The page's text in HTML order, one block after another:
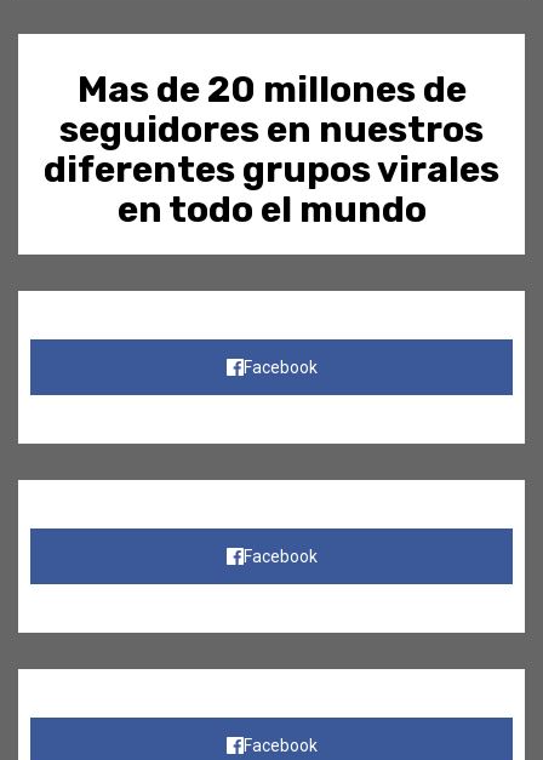
Mas de 20 millones de
seguidores en nuestros
diferentes grupos virales
en todo el mundo
Facebook
Facebook
Facebook